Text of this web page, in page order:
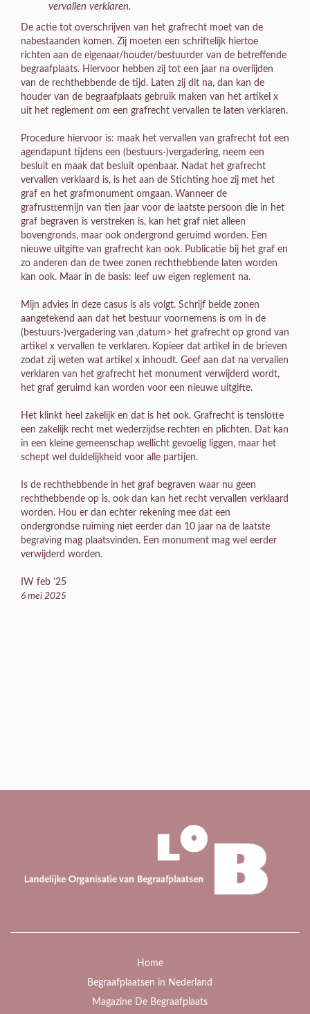
vervallen verklaren.
De actie tot overschrijven van het grafrecht moet van de
nabestaanden komen. Zij moeten een schriftelijk hiertoe
richten aan de eigenaar/houder/bestuurder van de betreffende
begraafplaats. Hiervoor hebben zij tot een jaar na overlijden
van de rechthebbende de tijd. Laten zij dit na, dan kan de
houder van de begraafplaats gebruik maken van het artikel x
uit het reglement om een grafrecht vervallen te laten verklaren.
Procedure hiervoor is: maak het vervallen van grafrecht tot een
agendapunt tijdens een (bestuurs-)vergadering, neem een
besluit en maak dat besluit openbaar. Nadat het grafrecht
vervallen verklaard is, is het aan de Stichting hoe zij met het
graf en het grafmonument omgaan. Wanneer de
grafrusttermijn van tien jaar voor de laatste persoon die in het
graf begraven is verstreken is, kan het graf niet alleen
bovengronds, maar ook ondergrond geruimd worden. Een
nieuwe uitgifte van grafrecht kan ook. Publicatie bij het graf en
zo anderen dan de twee zonen rechthebbende laten worden
kan ook. Maar in de basis: leef uw eigen reglement na.
Mijn advies in deze casus is als volgt. Schrijf beide zonen
aangetekend aan dat het bestuur voornemens is om in de
(bestuurs-)vergadering van ,datum> het grafrecht op grond van
artikel x vervallen te verklaren. Kopieer dat artikel in de brieven
zodat zij weten wat artikel x inhoudt. Geef aan dat na vervallen
verklaren van het grafrecht het monument verwijderd wordt,
het graf geruimd kan worden voor een nieuwe uitgifte.
Het klinkt heel zakelijk en dat is het ook. Grafrecht is tenslotte
een zakelijk recht met wederzijdse rechten en plichten. Dat kan
in een kleine gemeenschap wellicht gevoelig liggen, maar het
schept wel duidelijkheid voor alle partijen.
Is de rechthebbende in het graf begraven waar nu geen
rechthebbende op is, ook dan kan het recht vervallen verklaard
worden. Hou er dan echter rekening mee dat een
ondergrondse ruiming niet eerder dan 10 jaar na de laatste
begraving mag plaatsvinden. Een monument mag wel eerder
verwijderd worden.
IW feb '25
6 mei 2025
Home
Begraafplaatsen in Nederland
Magazine De Begraafplaats